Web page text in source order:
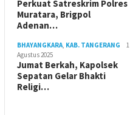
Perkuat Satreskrim Polres
Muratara, Brigpol
Adenan…
BHAYANGKARA, KAB. TANGERANG
1
Agustus 2025
Jumat Berkah, Kapolsek
Sepatan Gelar Bhakti
Religi…